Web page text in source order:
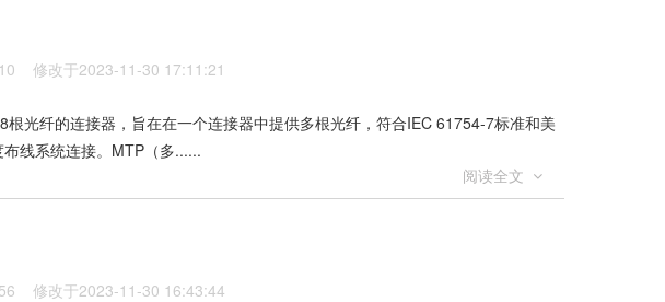
修改于2023-11-30 17:11:21
光纤的连接器，旨在在一个连接器中提供多根光纤，符合IEC 61754-7标准和美
线系统连接。MTP（多......
阅读全文
修改于2023-11-30 16:43:44